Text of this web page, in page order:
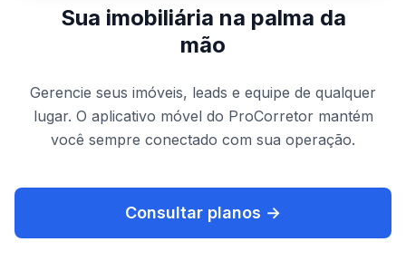
Sua imobiliária na palma da
mão
Gerencie seus imóveis, leads e equipe de qualquer
lugar. O aplicativo móvel do ProCorretor mantém
você sempre conectado com sua operação.
Consultar planos →